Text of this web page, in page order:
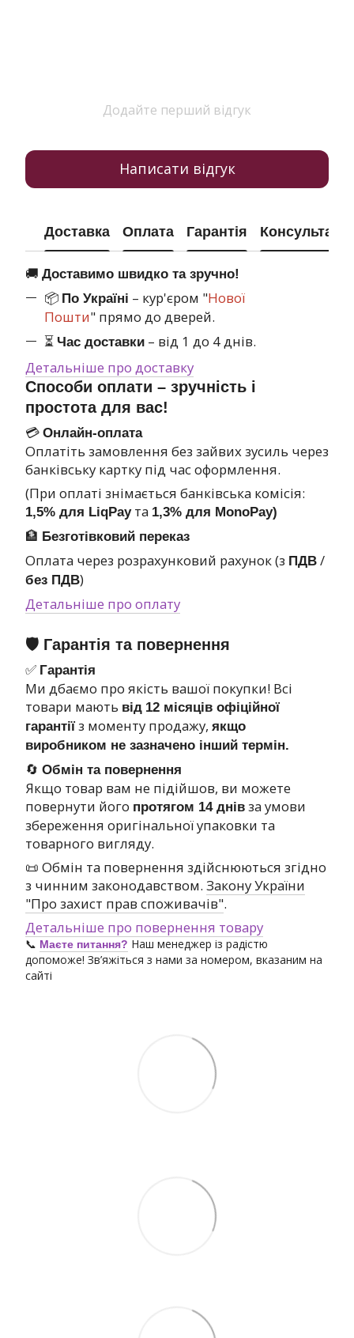
Додайте перший відгук
Написати відгук
Доставка Оплата Гарантія Консультація
🚚 Доставимо швидко та зручно!
📦 По Україні – кур'єром "Нової
Пошти" прямо до дверей.
⏳ Час доставки – від 1 до 4 днів.
Детальніше про доставку
Способи оплати – зручність і
простота для вас!
💳 Онлайн-оплата
Оплатіть замовлення без зайвих зусиль через
банківську картку під час оформлення.
(При оплаті знімається банківська комісія:
1,5% для LiqPayта 1,3% для MonoPay)
🏦 Безготівковий переказ
Оплата через розрахунковий рахунок (з ПДВ /
без ПДВ)
Детальніше про оплату
🛡 Гарантія та повернення
✅ Гарантія
Ми дбаємо про якість вашої покупки! Всі
товари мають від 12 місяців офіційної
гарантії з моменту продажу, якщо
виробником не зазначено інший термін.
🔄 Обмін та повернення
Якщо товар вам не підійшов, ви можете
повернути його протягом 14 днів за умови
збереження оригінальної упаковки та
товарного вигляду.
📜 Обмін та повернення здійснюються згідно
з чинним законодавством. Закону України
"Про захист прав споживачів".
Детальніше про повернення товару
📞 Маєте питання? Наш менеджер із радістю
допоможе! Зв’яжіться з нами за номером, вказаним на
сайті